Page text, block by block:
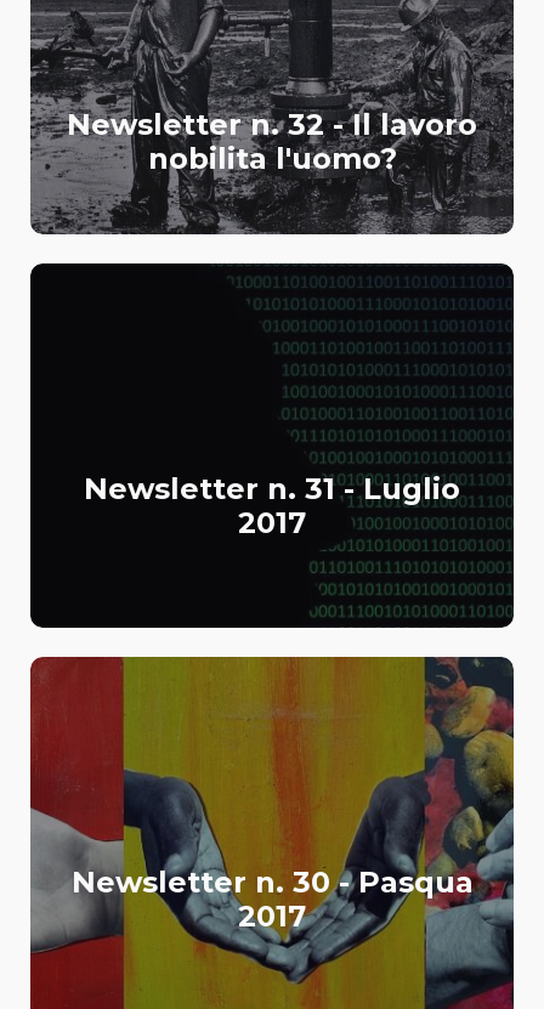
Newsletter n. 32 - Il lavoro
nobilita l'uomo?
Newsletter n. 31 - Luglio
2017
Newsletter n. 30 - Pasqua
2017